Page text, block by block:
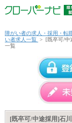
障がい者の求人・採用・転
い者求人一覧 > [既卒可/中
一覧
[既卒可/中途採用]石